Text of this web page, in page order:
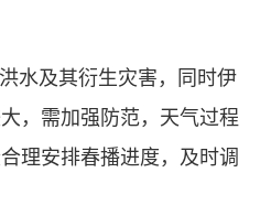
水及其衍生灾害，同时伊
，需加强防范，天气过程
理安排春播进度，及时调